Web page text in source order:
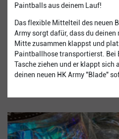
Paintballs aus deinem Lauf!
Das flexible Mittelteil des neuen
Army sorgt dafür, dass du deinen
Mitte zusammen klappst und
Paintballhose transportierst. Bei
Tasche ziehen und er klappt
deinen neuen HK Army "Blade"